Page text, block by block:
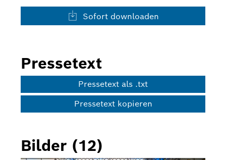
Sofort downloaden
Pressetext
Pressetext als .txt
Pressetext kopieren
Bilder (12)